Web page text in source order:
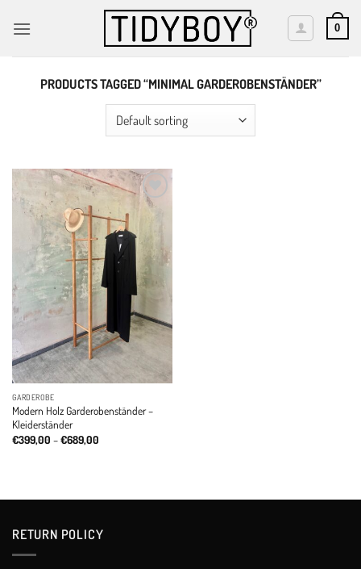
0
PRODUCTS TAGGED “MINIMAL GARDEROBENSTÄNDER”
Add to
wishlist
GARDEROBE
Modern Holz Garderobenständer –
Kleiderständer
€399,00 –€689,00Price
RETURN POLICY​